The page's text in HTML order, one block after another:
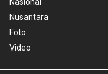
Nasional
Nusantara
Foto
Video